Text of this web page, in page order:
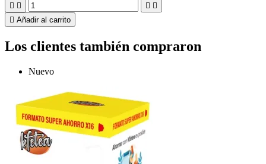
   
 Añadir al carrito
Los clientes también compraron
Nuevo